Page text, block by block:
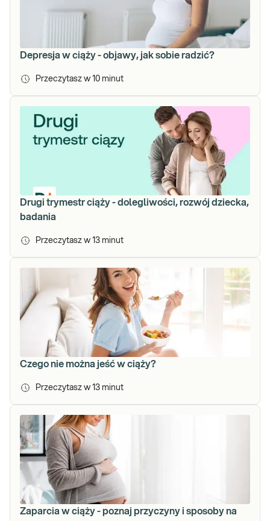
Depresja w ciąży - objawy, jak sobie radzić?
Przeczytasz w 10 minut
Drugi trymestr ciąży - dolegliwości, rozwój dziecka,
badania
Przeczytasz w 13 minut
Czego nie można jeść w ciąży?
Przeczytasz w 13 minut
Zaparcia w ciąży - poznaj przyczyny i sposoby na